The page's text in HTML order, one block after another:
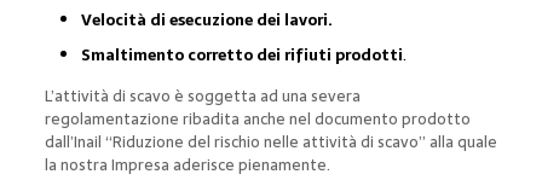
Velocità di esecuzione dei lavori.
Smaltimento corretto dei rifiuti prodotti.
L’attività di scavo è soggetta ad una severa
regolamentazione ribadita anche nel documento prodotto
dall’Inail “Riduzione del rischio nelle attività di scavo” alla quale
la nostra Impresa aderisce pienamente.